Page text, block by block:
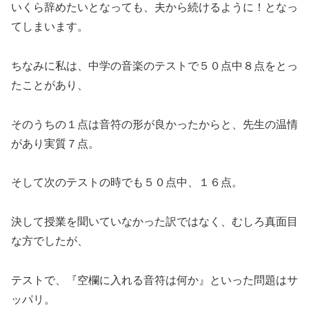
いくら辞めたいとなっても、夫から続けるように！となっ
てしまいます。
ちなみに私は、中学の音楽のテストで５０点中８点をとっ
たことがあり、
そのうちの１点は音符の形が良かったからと、先生の温情
があり実質７点。
そして次のテストの時でも５０点中、１６点。
決して授業を聞いていなかった訳ではなく、むしろ真面目
な方でしたが、
テストで、『空欄に入れる音符は何か』といった問題はサ
ッパリ。